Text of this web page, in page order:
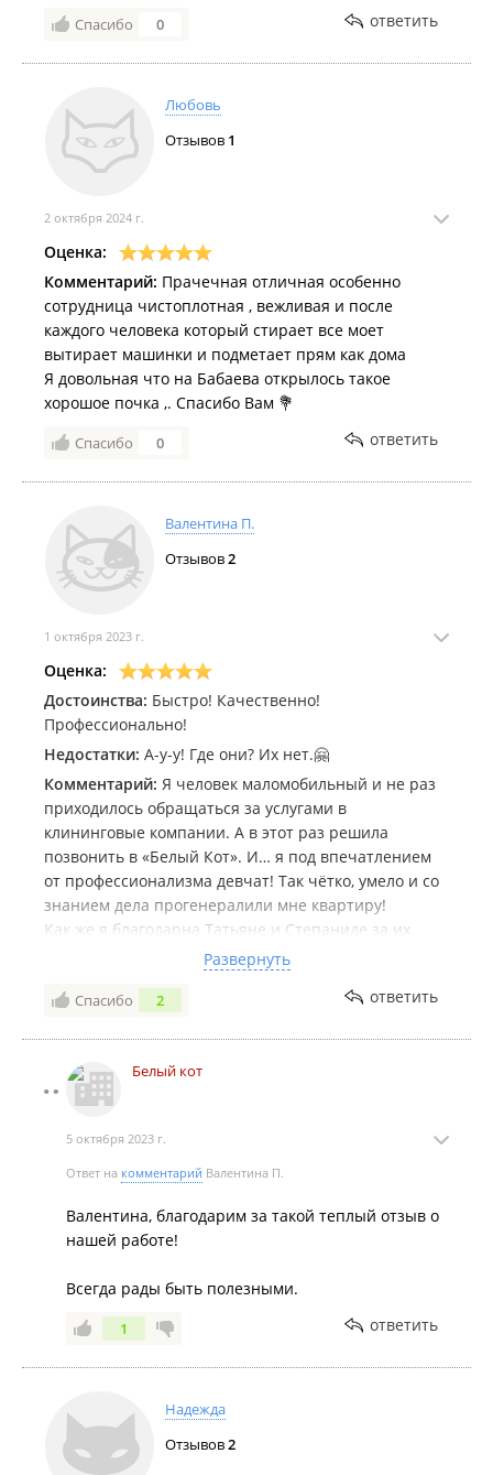
что в таких местах применяют только с
желанию клиента....
Спасибо 0 ответить
Любовь
Отзывов 1
2 октября 2024 г.
Оценка:
Комментарий: Прачечная отличная особенно
сотрудница чистоплотная , вежливая и после
каждого человека который стирает все моет
вытирает машинки и подметает прям как дома
Я довольная что на Бабаева открылось такое
хорошое почка ,. Спасибо Вам 💐
Спасибо 0 ответить
Валентина П.
Отзывов2
1 октября 2023 г.
Оценка:
Достоинства: Быстро! Качественно!
Профессионально!
Недостатки: А-у-у! Где они? Их нет.🤗
Комментарий: Я человек маломобильный и не раз
приходилось обращаться за услугами в
клининговые компании. А в этот раз решила
позвонить в «Белый Кот». И… я под впечатлением
от профессионализма девчат! Так чётко, умело и со
знанием дела прогенералили мне квартиру!
Как же я благодарна Татьяне и Степаниде за их
нелёгкий и благородный труд, от которого у меня
ещё долго будет хорошее настроение!
И для себя я решила, что обращусь в эту компанию
Развернуть
Спасибо 2 ответить
Белый кот
5 октября 2023 г.
Ответ на комментарий Валентина П.
Валентина, благодарим за такой теплый отзыв о
нашей работе!
Всегда рады быть полезными.
1 ответить
Надежда
Отзывов2